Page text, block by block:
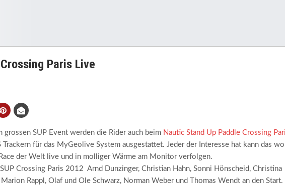
Paris Live
grossen SUP Event werden die Rider auch beim Nautic Stand Up Paddle Crossing
Trackern für das MyGeolive System ausgestattet. Jeder der Interesse hat kann das
der Welt live und in molliger Wärme am Monitor verfolgen.
Crossing Paris 2012 Arnd Dunzinger, Christian Hahn, Sonni Hönscheid, Christina
Rappl, Olaf und Ole Schwarz, Norman Weber und Thomas Wendt an den Start.